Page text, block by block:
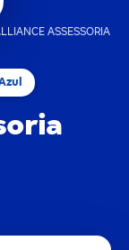
ASSESSORIA